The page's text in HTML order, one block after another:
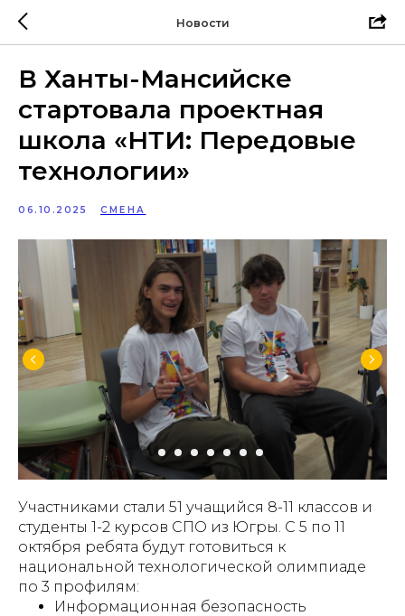
Новости
В Ханты-Мансийске
стартовала проектная
школа «НТИ: Передовые
технологии»
06.10.2025 СМЕНА
Участниками стали 51 учащийся 8-11 классов и
студенты 1-2 курсов СПО из Югры. С 5 по 11
октября ребята будут готовиться к
национальной технологической олимпиаде
по 3 профилям:
Информационная безопасность